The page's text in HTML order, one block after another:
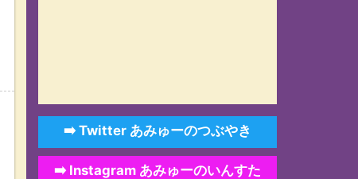
➡️ Twitter あみゅーのつぶやき
➡️ Instagram あみゅーのいんすた